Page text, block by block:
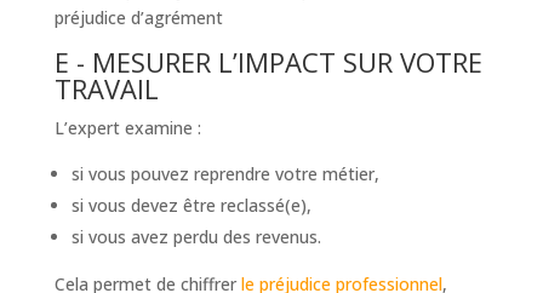
préjudice d’agrément
E - MESURER L’IMPACT SUR VOTRE
TRAVAIL
L’expert examine :
si vous pouvez reprendre votre métier,
si vous devez être reclassé(e),
si vous avez perdu des revenus.
Cela permet de chiffrer le préjudice professionnel,